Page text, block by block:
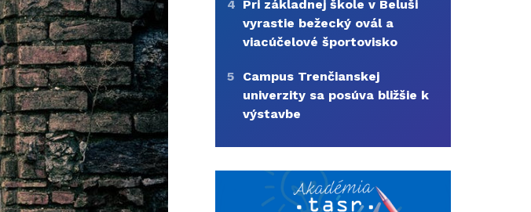
4 Pri základnej škole v Beluši
vyrastie bežecký ovál a
viacúčelové športovisko
5
Campus Trenčianskej
univerzity sa posúva bližšie k
výstavbe